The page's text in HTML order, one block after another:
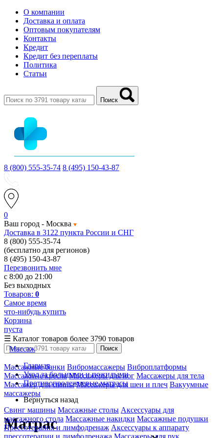
О компании
Доставка и оплата
Оптовым покупателям
Контакты
Кредит
Кредит без переплаты
Политика
Статьи
Поиск
8 (800) 555-35-74 8 (495) 150-43-87
0
Ваш город - Москва
Доставка в 3122 пункта России и СНГ
8 (800) 555-35-74
(бесплатно для регионов)
8 (495) 150-43-87
Перезвонить мне
с 8:00 до 21:00
Без выходных
Товаров: 0
Самое время
что-нибудь купить
Корзина
пуста
☰ Каталог товаров более 3790 товаров
Массаж
Массажные банки Вибромассажеры Виброплатформы
Массажные кресла Массажеры для ног Массажеры для тела
Массажер для спины Массажеры для шеи и плеч Вакуумные
массажеры
Свинг машины Массажные столы Аксессуары для
массажного стола Массажные накидки Массажные подушки
Прессотерапия и лимфодренаж Аксессуары к аппарату
прессотерапии и лимфодренажа Массажеры для рук
Поиск
Главная
Уход за больными и пожилыми
Противопролежневые матрасы
Вернуться назад
Матрас